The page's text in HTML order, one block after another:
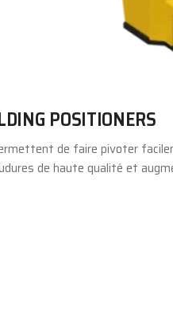
POSITIONERS
de faire pivoter
de haute qualité et